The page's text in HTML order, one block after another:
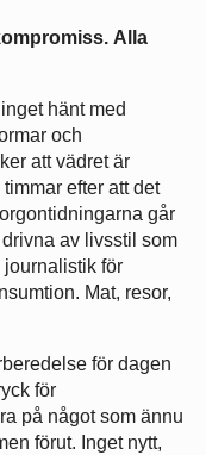
Alla
hänt med
och
att vädret är
efter att det
går
av livsstil som
journalistik för
Mat, resor,
för dagen
för
på något som ännu
förut. Inget nytt,